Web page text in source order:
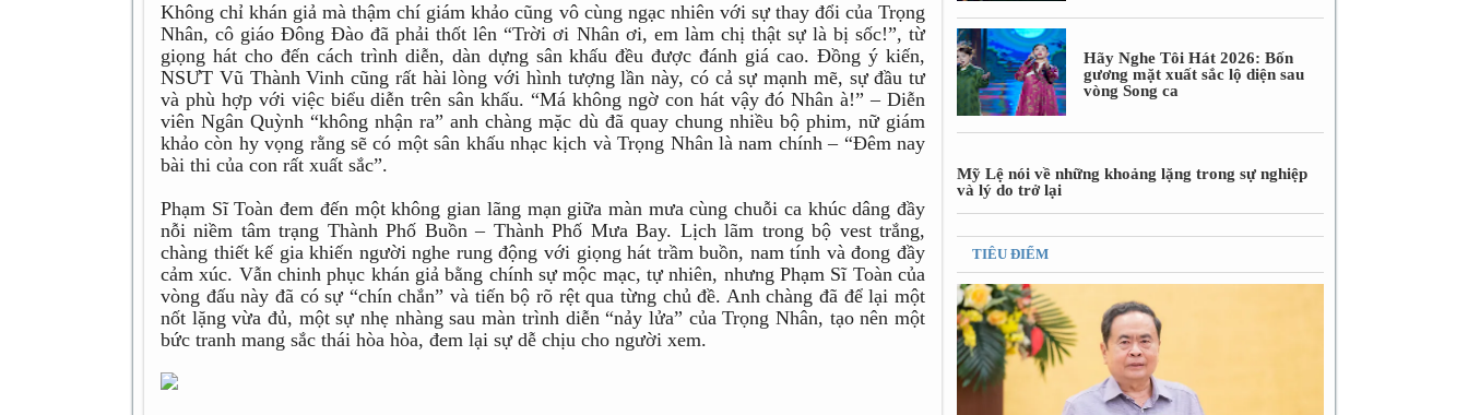
Không chỉ khán giả mà thậm chí giám khảo cũng vô cùng ngạc nhiên với sự thay đổi của Trọng
Nhân, cô giáo Đông Đào đã phải thốt lên “Trời ơi Nhân ơi, em làm chị thật sự là bị sốc!”, từ
giọng hát cho đến cách trình diễn, dàn dựng sân khấu đều được đánh giá cao. Đồng ý kiến,
NSƯT Vũ Thành Vinh cũng rất hài lòng với hình tượng lần này, có cả sự mạnh mẽ, sự đầu tư
và phù hợp với việc biểu diễn trên sân khấu. “Má không ngờ con hát vậy đó Nhân à!” – Diễn
viên Ngân Quỳnh “không nhận ra” anh chàng mặc dù đã quay chung nhiều bộ phim, nữ giám
khảo còn hy vọng rằng sẽ có một sân khấu nhạc kịch và Trọng Nhân là nam chính – “Đêm nay
bài thi của con rất xuất sắc”.
Phạm Sĩ Toàn đem đến một không gian lãng mạn giữa màn mưa cùng chuỗi ca khúc dâng đầy
nỗi niềm tâm trạng Thành Phố Buồn – Thành Phố Mưa Bay. Lịch lãm trong bộ vest trắng,
chàng thiết kế gia khiến người nghe rung động với giọng hát trầm buồn, nam tính và đong đầy
cảm xúc. Vẫn chinh phục khán giả bằng chính sự mộc mạc, tự nhiên, nhưng Phạm Sĩ Toàn của
vòng đấu này đã có sự “chín chắn” và tiến bộ rõ rệt qua từng chủ đề. Anh chàng đã để lại một
nốt lặng vừa đủ, một sự nhẹ nhàng sau màn trình diễn “nảy lửa” của Trọng Nhân, tạo nên một
bức tranh mang sắc thái hòa hòa, đem lại sự dễ chịu cho người xem.
Hãy Nghe Tôi Hát 2026: Bốn
gương mặt xuất sắc lộ diện sau
vòng Song ca
Mỹ Lệ nói về những khoảng lặng trong sự nghiệp
và lý do trở lại
TIÊU ĐIỂM